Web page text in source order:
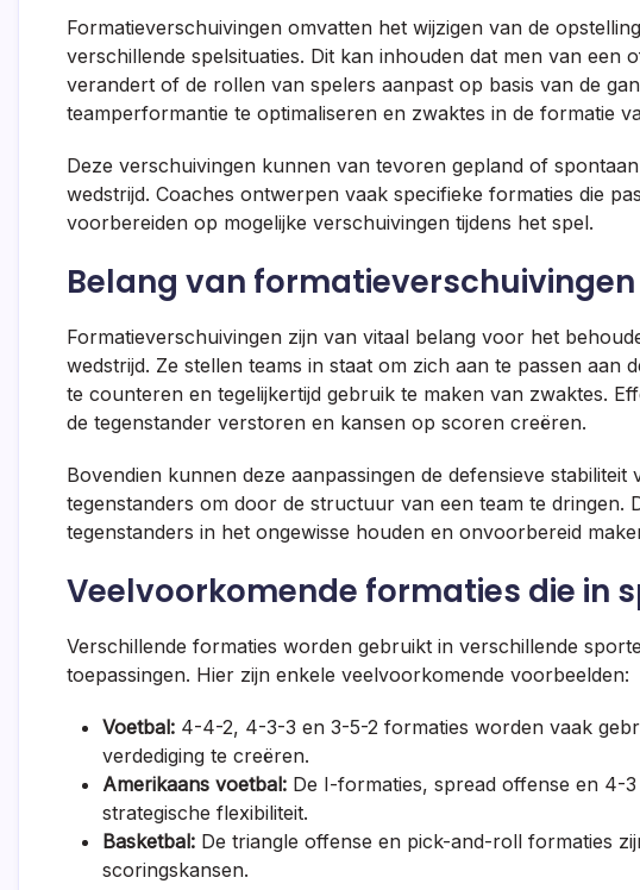
Formatieverschuivingen omvatten het wijzigen van de
verschillende spelsituaties. Dit kan inhouden dat men van een
verandert of de rollen van spelers aanpast op basis van de
teamperformantie te optimaliseren en zwaktes in de formatie
Deze verschuivingen kunnen van tevoren gepland of
wedstrijd. Coaches ontwerpen vaak specifieke formaties die
voorbereiden op mogelijke verschuivingen tijdens het spel.
Belang van formatieverschuivingen
Formatieverschuivingen zijn van vitaal belang voor het
wedstrijd. Ze stellen teams in staat om zich aan te passen aan
te counteren en tegelijkertijd gebruik te maken van zwaktes.
de tegenstander verstoren en kansen op scoren creëren.
Bovendien kunnen deze aanpassingen de defensieve
tegenstanders om door de structuur van een team te
tegenstanders in het ongewisse houden en onvoorbereid
Veelvoorkomende formaties die in
Verschillende formaties worden gebruikt in verschillende
toepassingen. Hier zijn enkele veelvoorkomende voorbeelden:
Voetbal: 4-4-2, 4-3-3 en 3-5-2 formaties worden vaak
verdediging te creëren.
Amerikaans voetbal: De I-formaties, spread offense en 4-
strategische flexibiliteit.
Basketbal: De triangle offense en pick-and-roll formaties
scoringskansen.